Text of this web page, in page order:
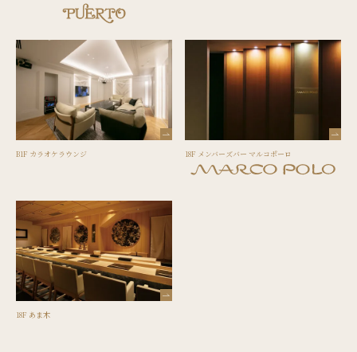
B1F カラオケラウンジ 18F メンバーズバー マルコポーロ
18F あま木